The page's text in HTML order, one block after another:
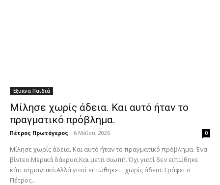
Έξυπνα Παιδιά
Μίλησε χωρίς άδεια. Και αυτό ήταν το
πραγματικό πρόβλημα.
Πέτρος Πρωτόγερος - 6 Μαΐου, 2026 0
Μίλησε χωρίς άδεια. Και αυτό ήταν το πραγματικό πρόβλημα. Ένα
βίντεο.Μερικά δάκρυα.Και μετά σιωπή. Όχι γιατί δεν ειπώθηκε
κάτι σημαντικό.Αλλά γιατί ειπώθηκε… χωρίς άδεια. Γράφει ο
Πέτρος...